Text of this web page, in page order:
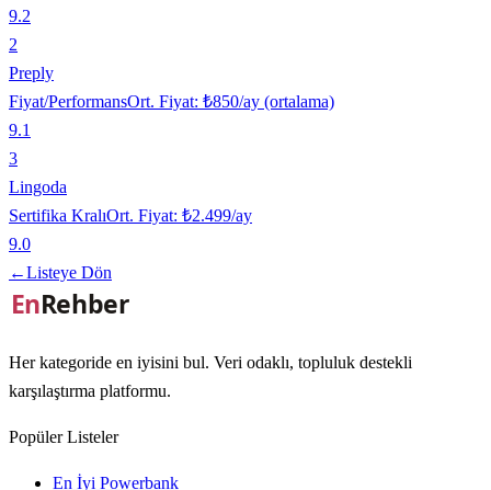
9.2
2
Preply
Fiyat/PerformansOrt. Fiyat: ₺850/ay (ortalama)
9.1
3
Lingoda
Sertifika KralıOrt. Fiyat: ₺2.499/ay
9.0
←Listeye Dön
Her kategoride en iyisini bul. Veri odaklı, topluluk destekli
karşılaştırma platformu.
Popüler Listeler
En İyi Powerbank